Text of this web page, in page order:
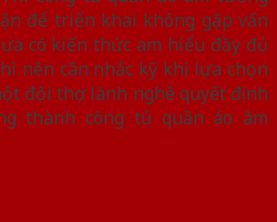
để triển khai không gặp vấn
có kiến thức am hiểu đầy đủ
nên cân nhắc kỹ khi lựa chọn
đội thợ lành nghề quyết định
thành công tủ quần áo âm